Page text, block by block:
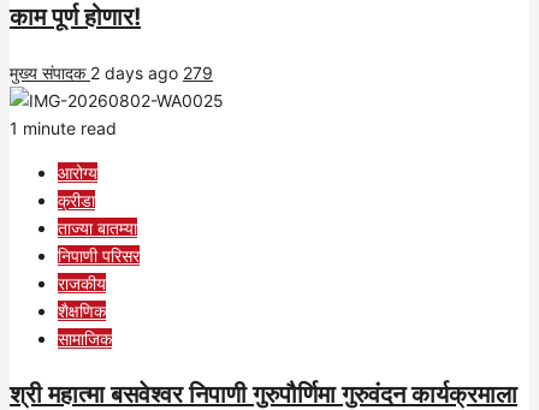
काम पूर्ण होणार!
मुख्य संपादक 2 days ago 279
1 minute read
आरोग्य
क्रीडा
ताज्या बातम्या
निपाणी परिसर
राजकीय
शैक्षणिक
सामाजिक
श्री महात्मा बसवेश्वर निपाणी गुरुपौर्णिमा गुरुवंदन कार्यक्रमाला